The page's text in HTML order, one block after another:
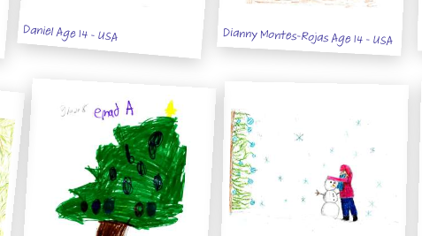
Daniel Age 14 - USA Dianny Montes-Rojas Age 14 - USA